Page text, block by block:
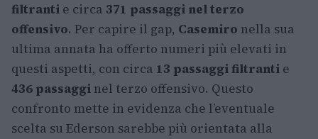
filtranti e circa 371 passaggi nel terzo
offensivo. Per capire il gap, Casemiro nella sua
ultima annata ha offerto numeri più elevati in
questi aspetti, con circa 13 passaggi filtranti e
436 passaggi nel terzo offensivo. Questo
confronto mette in evidenza che l’eventuale
scelta su Ederson sarebbe più orientata alla